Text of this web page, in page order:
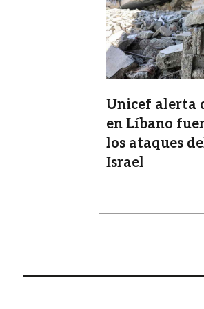
Unicef alerta
en Líbano
los ataques
Israel